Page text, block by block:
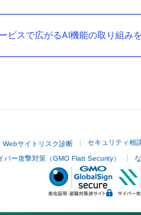
スで広がるAI機能の取り組み
Webサイトリスク診断 セキュリティ相
バー攻撃対策（GMO Flatt Security）